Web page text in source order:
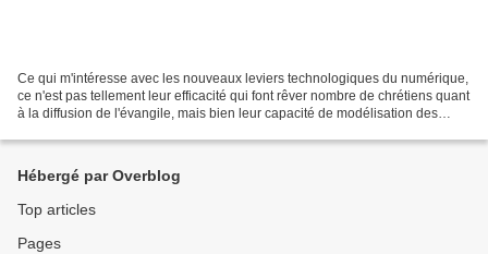
Ce qui m'intéresse avec les nouveaux leviers technologiques du numérique,
ce n'est pas tellement leur efficacité qui font rêver nombre de chrétiens quant
à la diffusion de l'évangile, mais bien leur capacité de modélisation des
Hébergé par Overblog
Top articles
Pages